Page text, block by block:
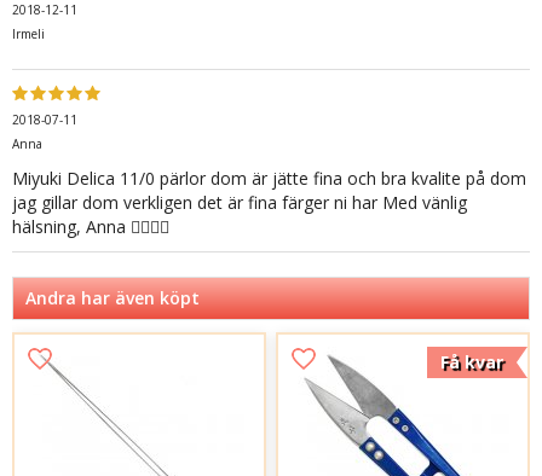
2018-12-11
Irmeli
2018-07-11
Anna
Miyuki Delica 11/0 pärlor dom är jätte fina och bra kvalite på dom
jag gillar dom verkligen det är fina färger ni har Med vänlig
hälsning, Anna 👍🏻😀💝
Andra har även köpt
Få kvar